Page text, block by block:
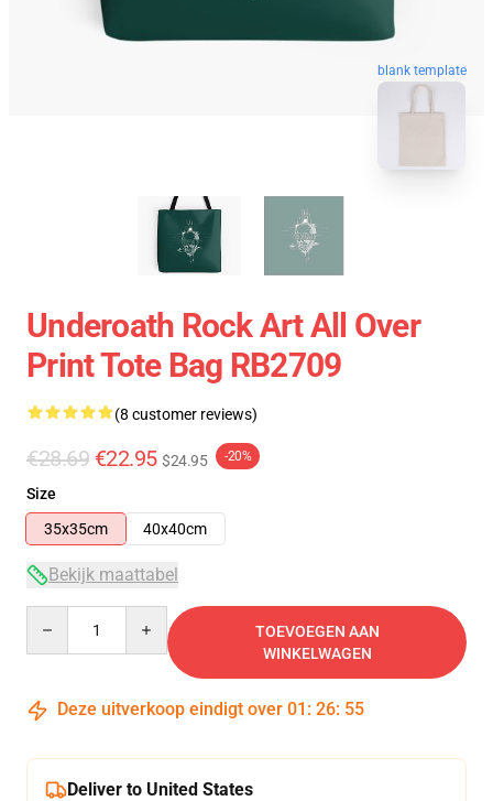
blank template
Underoath Rock Art All Over
Print Tote Bag RB2709
(8 customer reviews)
€28.69 €22.95 $24.95 -20%
Size
35x35cm
40x40cm
Bekijk maattabel
TOEVOEGEN AAN
WINKELWAGEN
Deze uitverkoop eindigt over 01 : 26: 54
Deliver to United States